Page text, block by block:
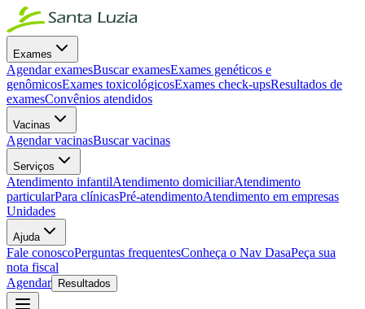
Exames
Agendar examesBuscar examesExames genéticos e
genômicosExames toxicológicosExames check-upsResultados de
examesConvênios atendidos
Vacinas
Agendar vacinasBuscar vacinas
Serviços
Atendimento infantilAtendimento domiciliarAtendimento
particularPara clínicasPré-atendimentoAtendimento em empresas
Unidades
Ajuda
Fale conoscoPerguntas frequentesConheça o Nav DasaPeça sua
nota fiscal
Agendar
Resultados